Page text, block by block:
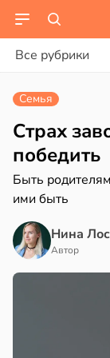
Все рубрики
в19:49
Семья
Страх
победить
Быть
ими быть
Нина
Автор